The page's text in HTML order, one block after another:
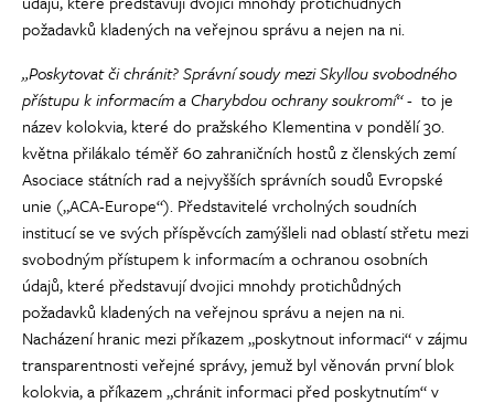
požadavků kladených na veřejnou správu a nejen na ni.
„Poskytovat či chránit? Správní soudy mezi Skyllou svobodného
přístupu k informacím a Charybdou ochrany soukromí“ - to je
název kolokvia, které do pražského Klementina v pondělí 30.
května přilákalo téměř 60 zahraničních hostů z členských zemí
Asociace státních rad a nejvyšších správních soudů Evropské
unie („ACA-Europe“). Představitelé vrcholných soudních
institucí se ve svých příspěvcích zamýšleli nad oblastí střetu mezi
svobodným přístupem k informacím a ochranou osobních
údajů, které představují dvojici mnohdy protichůdných
požadavků kladených na veřejnou správu a nejen na ni.
Nacházení hranic mezi příkazem „poskytnout informaci“ v zájmu
transparentnosti veřejné správy, jemuž byl věnován první blok
kolokvia, a příkazem „chránit informaci před poskytnutím“ v